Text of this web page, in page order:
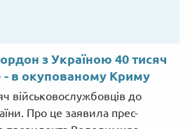
з Україною 40 тисяч
- в окупованому Криму
військовослужбовців до
Про це заявила прес-